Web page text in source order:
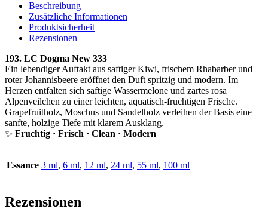
Beschreibung
Zusätzliche Informationen
Produktsicherheit
Rezensionen
193. LC Dogma New 333
Ein lebendiger Auftakt aus saftiger Kiwi, frischem Rhabarber und
roter Johannisbeere eröffnet den Duft spritzig und modern. Im
Herzen entfalten sich saftige Wassermelone und zartes rosa
Alpenveilchen zu einer leichten, aquatisch-fruchtigen Frische.
Grapefruitholz, Moschus und Sandelholz verleihen der Basis eine
sanfte, holzige Tiefe mit klarem Ausklang.
✨ Fruchtig · Frisch · Clean · Modern
Essance 3 ml, 6 ml, 12 ml, 24 ml, 55 ml, 100 ml
Rezensionen